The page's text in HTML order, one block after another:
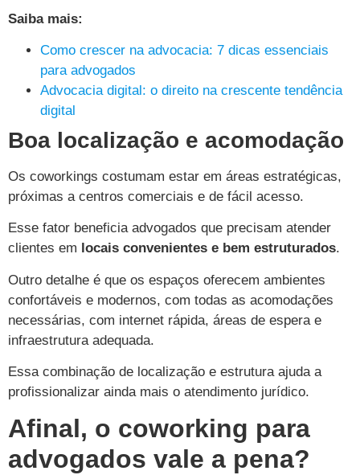
Saiba mais:
Como crescer na advocacia: 7 dicas essenciais
para advogados
Advocacia digital: o direito na crescente tendência
digital
Boa localização e acomodação
Os coworkings costumam estar em áreas estratégicas,
próximas a centros comerciais e de fácil acesso.
Esse fator beneficia advogados que precisam atender
clientes em locais convenientes e bem estruturados.
Outro detalhe é que os espaços oferecem ambientes
confortáveis e modernos, com todas as acomodações
necessárias, com internet rápida, áreas de espera e
infraestrutura adequada.
Essa combinação de localização e estrutura ajuda a
profissionalizar ainda mais o atendimento jurídico.
Afinal, o coworking para
advogados vale a pena?